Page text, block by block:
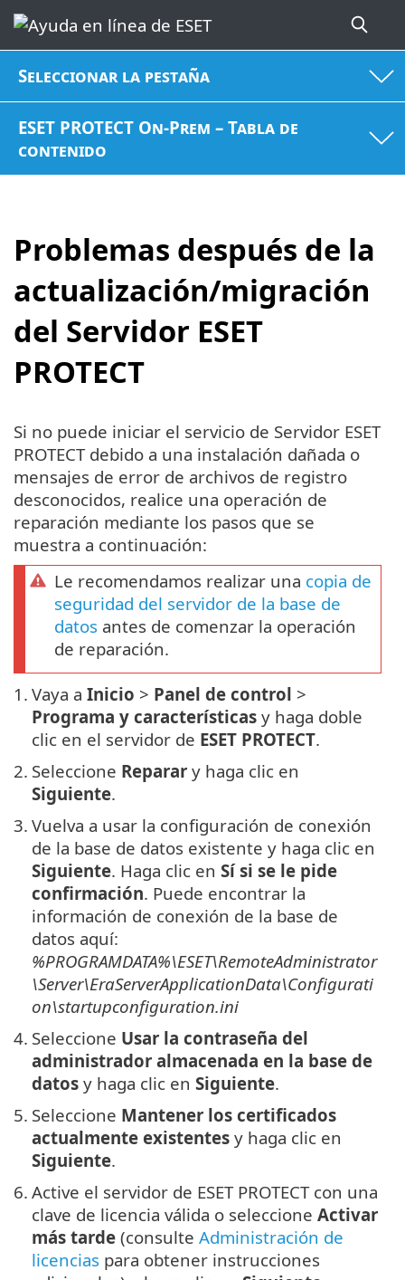
Seleccionar la pestaña
ESET PROTECT On-Prem – Tabla de
contenido
Problemas después de la
actualización/migración
del Servidor ESET
PROTECT
Si no puede iniciar el servicio de Servidor ESET
PROTECT debido a una instalación dañada o
mensajes de error de archivos de registro
desconocidos, realice una operación de
reparación mediante los pasos que se
muestra a continuación:
Le recomendamos realizar una copia de
seguridad del servidor de la base de
datos antes de comenzar la operación
de reparación.
1. Vaya a Inicio > Panel de control >
Programa y características y haga doble
clic en el servidor de ESET PROTECT.
2. Seleccione Reparar y haga clic en
Siguiente.
3. Vuelva a usar la configuración de conexión
de la base de datos existente y haga clic en
Siguiente. Haga clic en Sí si se le pide
confirmación. Puede encontrar la
información de conexión de la base de
datos aquí:
%PROGRAMDATA%\ESET\RemoteAdministrator
\Server\EraServerApplicationData\Configurati
on\startupconfiguration.ini
4. Seleccione Usar la contraseña del
administrador almacenada en la base de
datos y haga clic en Siguiente.
5. Seleccione Mantener los certificados
actualmente existentes y haga clic en
Siguiente.
6. Active el servidor de ESET PROTECT con una
clave de licencia válida o seleccione Activar
más tarde (consulte Administración de
licencias para obtener instrucciones